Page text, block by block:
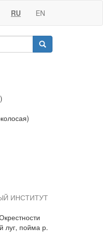
RU EN
ИНСТИТУТ
луг, пойма р.